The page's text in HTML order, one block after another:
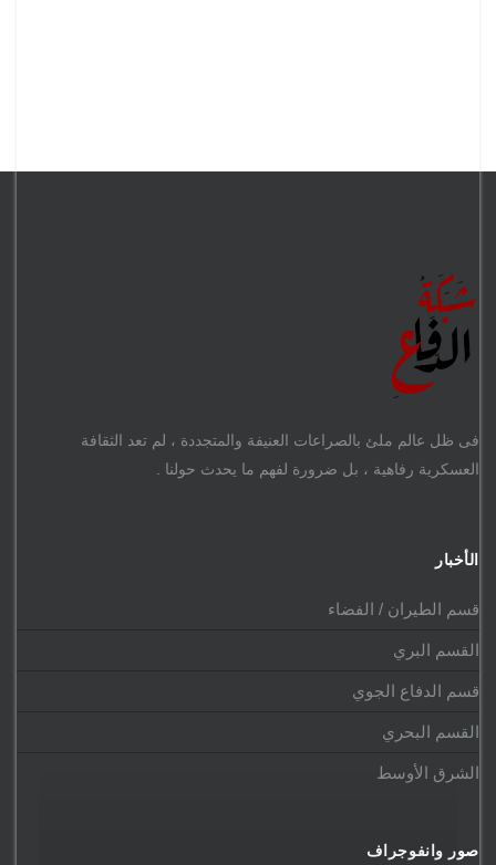
فى ظل عالم ملئ بالصراعات العنيفة والمتجددة ، لم تعد الثقافة
العسكرية رفاهية ، بل ضرورة لفهم ما يحدث حولنا .
الأخبار
قسم الطيران / الفضاء
القسم البري
قسم الدفاع الجوي
القسم البحري
الشرق الأوسط
صور وانفوجراف